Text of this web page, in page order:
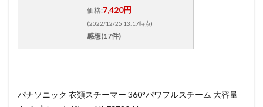
価格:7,420円
(2022/12/25 13:17時点)
感想(17件)
パナソニック 衣類スチーマー 360°パワフルスチーム 大容量